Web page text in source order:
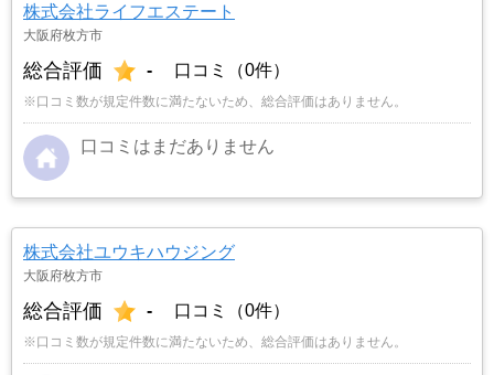
株式会社ライフエステート
大阪府枚方市
総合評価 - 口コミ（0件）
※口コミ数が規定件数に満たないため、総合評価はありません。
口コミはまだありません
株式会社ユウキハウジング
大阪府枚方市
総合評価 - 口コミ（0件）
※口コミ数が規定件数に満たないため、総合評価はありません。